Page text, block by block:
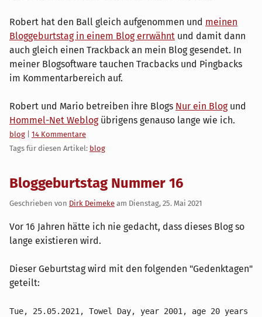
Robert hat den Ball gleich aufgenommen und meinen
Bloggeburtstag in einem Blog errwähnt und damit dann
auch gleich einen Trackback an mein Blog gesendet. In
meiner Blogsoftware tauchen Tracbacks und Pingbacks
im Kommentarbereich auf.
Robert und Mario betreiben ihre Blogs Nur ein Blogund
Hommel-Net Weblogübrigens genauso lange wie ich.
Kategorien:
blog
14 Kommentare
Tags für diesen Artikel: blog
Bloggeburtstag Nummer 16
Geschrieben von Dirk Deimeke am Dienstag, 25. Mai 2021
Vor 16 Jahren hätte ich nie gedacht, dass dieses Blog so
lange existieren wird.
Dieser Geburtstag wird mit den folgenden "Gedenktagen"
geteilt:
Tue, 25.05.2021, Towel Day, year 2001, age 20 years